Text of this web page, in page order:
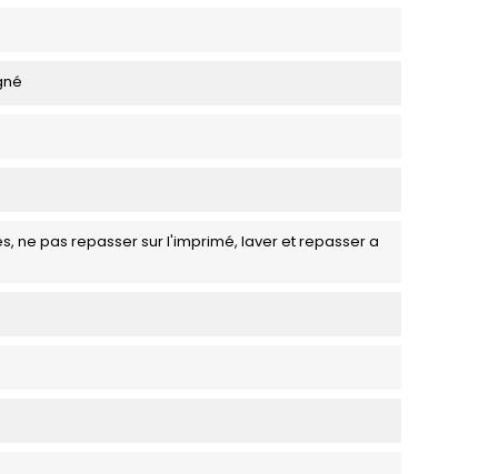
ne pas repasser sur l'imprimé, laver et repasser a